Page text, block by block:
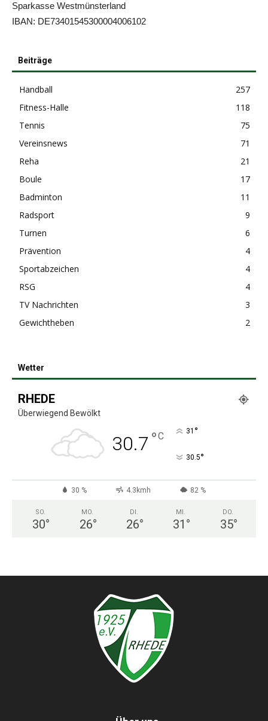
Sparkasse Westmünsterland
IBAN: DE73401545300004006102
Beiträge
Handball
257
Fitness-Halle
118
Tennis
75
Vereinsnews
71
Reha
21
Boule
17
Badminton
11
Radsport
9
Turnen
6
Prävention
4
Sportabzeichen
4
RSG
4
TV Nachrichten
3
Gewichtheben
2
Wetter
RHEDE
Überwiegend Bewölkt
30.7 °C 31 °
30.5°
30 % 4.3kmh 82 %
SO.
30°
MO.
26°
DI.
26°
MI.
31 °
DO.
35°